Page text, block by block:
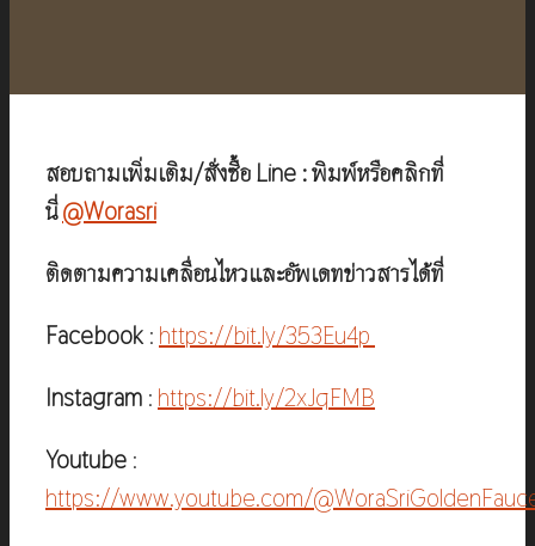
สอบถามเพิ่มเติม/สั่งซื้อ Line : พิมพ์หรือคลิกที่
นี่@Worasri
ติดตามความเคลื่อนไหวและอัพเดทข่าวสารได้ที่
Facebook : https://bit.ly/353Eu4p
Instagram : https://bit.ly/2xJqFMB
Youtube :
https://www.youtube.com/